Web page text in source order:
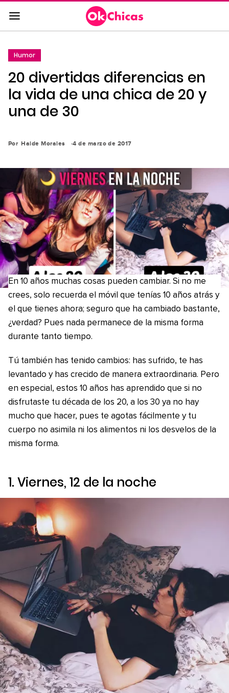
Saltar
al
contenido
a
la
navegación
principal
Humor
20 divertidas diferencias en
la vida de una chica de 20 y
una de 30
Por Haide Morales 4 de marzo de 2017
En 10 años muchas cosas pueden cambiar. Si no me
crees, solo recuerda el móvil que tenías 10 años atrás y
el que tienes ahora; seguro que ha cambiado bastante,
¿verdad? Pues nada permanece de la misma forma
durante tanto tiempo.
Tú también has tenido cambios: has sufrido, te has
levantado y has crecido de manera extraordinaria. Pero
en especial, estos 10 años has aprendido que si no
disfrutaste tu década de los 20, a los 30 ya no hay
mucho que hacer, pues te agotas fácilmente y tu
cuerpo no asimila ni los alimentos ni los desvelos de la
misma forma.
1. Viernes, 12 de la noche